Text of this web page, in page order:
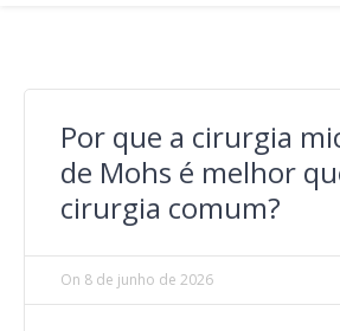
Por que a cirurgia
de Mohs é melhor
cirurgia comum?
On 8 de junho de 2026